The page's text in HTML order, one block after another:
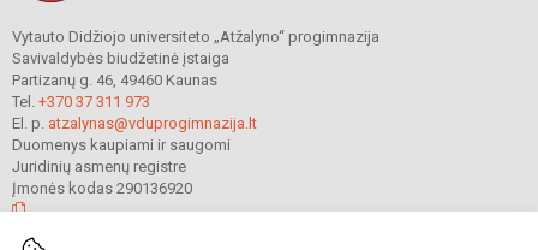
Vytauto Didžiojo universiteto „Atžalyno“ progimnazija
Savivaldybės biudžetinė įstaiga
Partizanų g. 46, 49460 Kaunas
Tel. +370 37 311 973
El. p. atzalynas@vduprogimnazija.lt
Duomenys kaupiami ir saugomi
Juridinių asmenų registre
Įmonės kodas 290136920